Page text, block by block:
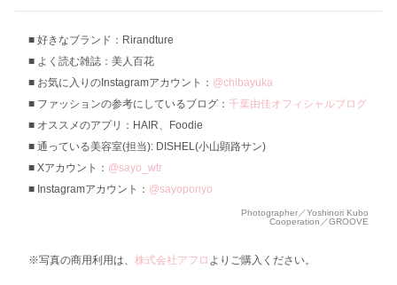
好きなブランド：Rirandture
よく読む雑誌：美人百花
お気に入りのInstagramアカウント： @chibayuka
ファッションの参考にしているブログ： 千葉由佳オフィシャルブログ
オススメのアプリ：HAIR、Foodie
通っている美容室(担当): DISHEL(小山顕路サン)
Xアカウント： @sayo_wtr
Instagramアカウント： @sayoponyo
Photographer／Yoshinori Kubo
Cooperation／GROOVE
※写真の商用利用は、 株式会社アフロ よりご購入ください。